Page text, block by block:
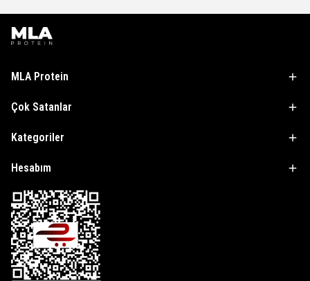
MLA Protein
Çok Satanlar
Kategoriler
Hesabım